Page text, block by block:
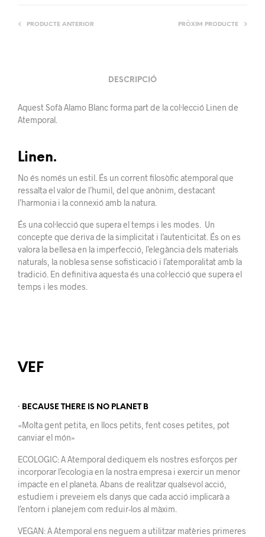
PRODUCTE ANTERIOR PRÒXIM PRODUCTE
DESCRIPCIÓ
Aquest Sofà Alamo Blanc forma part de la col·lecció Linen de
Atemporal.
Linen.
No és només un estil. És un corrent filosòfic atemporal que
ressalta el valor de l’humil, del que anònim, destacant
l’harmonia i la connexió amb la natura.
És una col·lecció que supera el temps i les modes. Un
concepte que deriva de la simplicitat i l’autenticitat. És on es
valora la bellesa en la imperfecció, l’elegància dels materials
naturals, la noblesa sense sofisticació i l’atemporalitat amb la
tradició. En definitiva aquesta és una col·lecció que supera el
temps i les modes.
VEF
· BECAUSE THERE IS NO PLANET B
«Molta gent petita, en llocs petits, fent coses petites, pot
canviar el món»
ECOLOGIC: A Atemporal dediquem els nostres esforços per
incorporar l’ecologia en la nostra empresa i exercir un menor
impacte en el planeta. Abans de realitzar qualsevol acció,
estudiem i preveiem els danys que cada acció implicarà a
l’entorn i planejem com reduir-los al màxim.
VEGAN: A Atemporal ens neguem a utilitzar matèries primeres